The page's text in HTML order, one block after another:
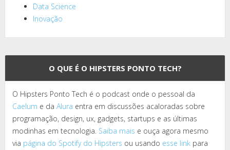
Data Science
Inovação
O QUE É O HIPSTERS PONTO TECH?
O Hipsters Ponto Tech é o podcast onde o pessoal da
Caelum e da Alura entra em discussões acaloradas sobre
programação, design, ux, gadgets, startups e as últimas
modinhas em tecnologia. Saiba mais e ouça agora mesmo
via página do Spotify do Hipsters ou usando esse link para